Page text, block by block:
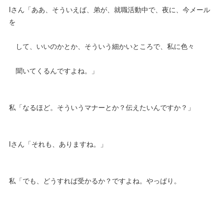
Iさん「ああ、そういえば、弟が、就職活動中で、夜に、今メール
を
して、いいのかとか、そういう細かいところで、私に色々
聞いてくるんですよね。」
私「なるほど。そういうマナーとか？伝えたいんですか？」
Iさん「それも、ありますね。」
私「でも、どうすれば受かるか？ですよね。やっぱり。